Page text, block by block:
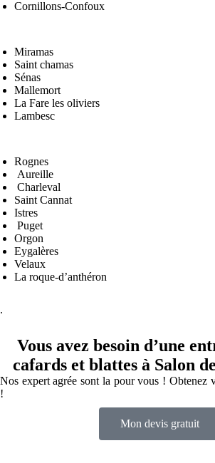
Cornillons-Confoux
Miramas
Saint chamas
Sénas
Mallemort
La Fare les oliviers
Lambesc
Rognes
Aureille
Charleval
Saint Cannat
Istres
Puget
Orgon
Eygalères
Velaux
La roque-d’anthéron
.
Vous avez besoin d’une
cafards et blattes à Salon
Nos expert agrée sont la pour vous ! Obtenez
!
Mon devis gratuit